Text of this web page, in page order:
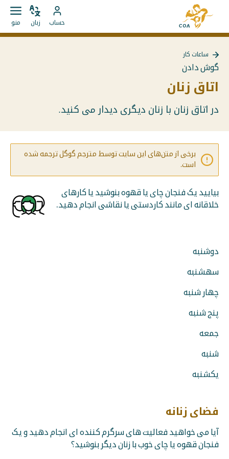
مستقیما
محتوا
صفحه
اصلی
به
حساب
حساب
زبان
تغییر
زبان
باز
منو
منو
به
Page
ساعات کار
گوش دادن
اتاق زنان
در اتاق زنان با زنان دیگری دیدار می کنید.
برخی از متن‌های این سایت توسط مترجم گوگل ترجمه شده
است.
بیایید یک فنجان چای یا قهوه بنوشید یا کارهای
خلاقانه ای مانند کاردستی یا نقاشی انجام دهید.
دوشنبه
سهشنبه
چهار شنبه
پنج شنبه
جمعه
شنبه
یکشنبه
فضای زنانه
آیا می خواهید فعالیت های سرگرم کننده ای انجام دهید و یک
فنجان قهوه یا چای خوب با زنان دیگر بنوشید؟